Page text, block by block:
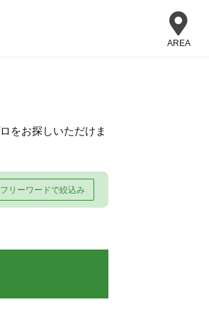
AREA
をお探しいただけま
フリーワードで絞込み